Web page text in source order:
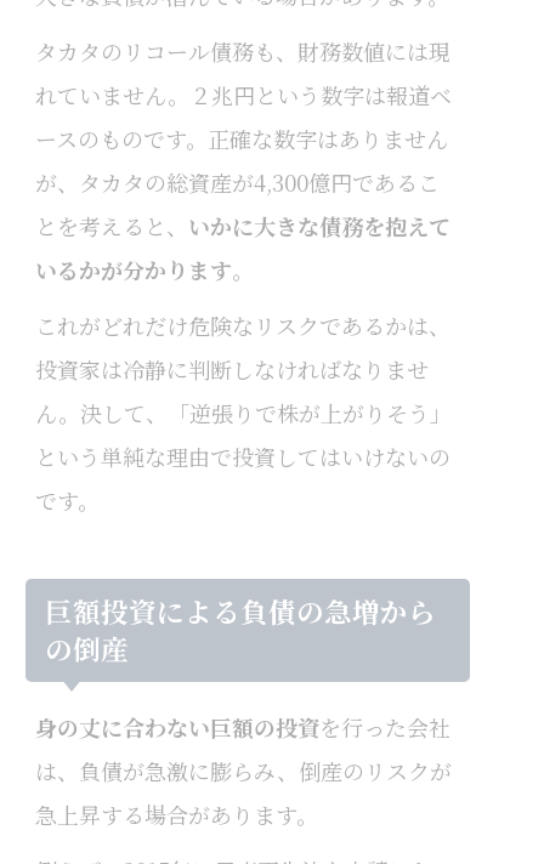
タカタのリコール債務も、財務数値には現
れていません。２兆円という数字は報道ベ
ースのものです。正確な数字はありません
が、タカタの総資産が4,300億円であるこ
とを考えると、 いかに大きな債務を抱えて
いるかが分かります。
これがどれだけ危険なリスクであるかは、
投資家は冷静に判断しなければなりませ
ん。決して、「逆張りで株が上がりそう」
という単純な理由で投資してはいけないの
です。
巨額投資による負債の急増から
の倒産
身の丈に合わない巨額の投資を行った会社
は、負債が急激に膨らみ、倒産のリスクが
急上昇する場合があります。